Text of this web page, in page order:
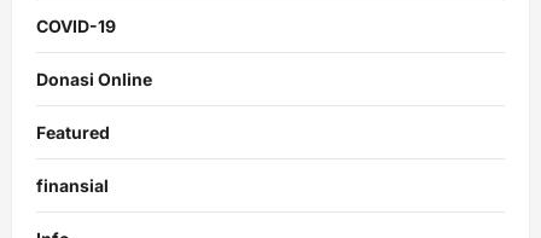
COVID-19
Donasi Online
Featured
finansial